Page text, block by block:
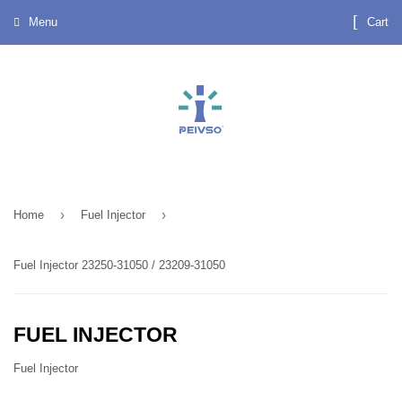
Menu Cart
Home › Fuel Injector ›
Fuel Injector 23250-31050 / 23209-31050
FUEL INJECTOR
Fuel Injector